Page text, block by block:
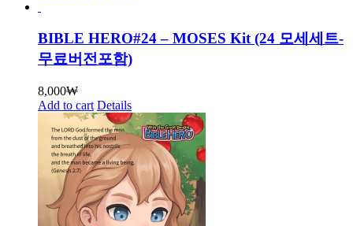
BIBLE HERO#24 – MOSES Kit (24 모세세트-
무료버전포함)
8,000₩
Add to cart Details